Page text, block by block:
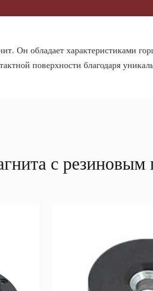
Он обладает характеристиками
поверхности благодаря
с резиновым